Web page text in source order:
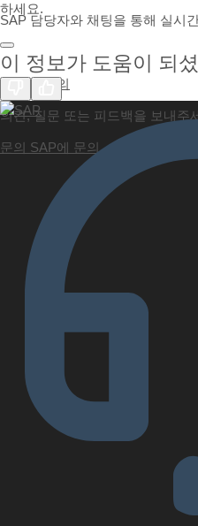
SAP 담당자와 채팅을 통해 실시
SAP에 문의
의견, 질문 또는 피드백을 보내주
문의 SAP에 문의
하세요.
이 정보가 도움이 되